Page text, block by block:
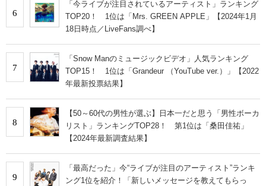
6
「今ライブが注目されているアーティスト」ランキング
TOP20！ 1位は「Mrs. GREEN APPLE」【2024年1月
18日時点／LiveFans調べ】
7
「Snow Manのミュージックビデオ」人気ランキング
TOP15！ 1位は「Grandeur （YouTube ver.）」【2022
年最新投票結果】
8
【50～60代の男性が選ぶ】日本一だと思う「男性ボーカ
リスト」ランキングTOP28！ 第1位は「桑田佳祐」
【2024年最新調査結果】
9
「最高だった」今“ライブが注目のアーティスト”ランキ
ング1位を紹介！「新しいメッセージを教えてもらっ